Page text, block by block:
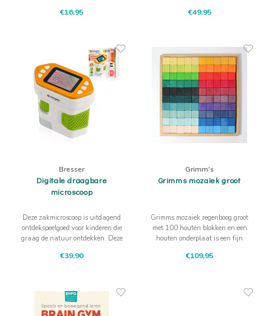
€16,95
verstopplek. Heerlijk even rustig
€49,95
Bresser
Digitale draagbare
microscoop
Deze zakmicroscoop is uitdagend
ontdekspeelgoed voor kinderen die
graag de natuur ontdekken. Deze
heeft een scherpstelwiel voor
€39,90
Grimm's
Grimms mozaïek groot
Grimms mozaïek regenboog groot
met 100 houten blokken en een
houten onderplaat is een fijn
kinderen.
€109,95